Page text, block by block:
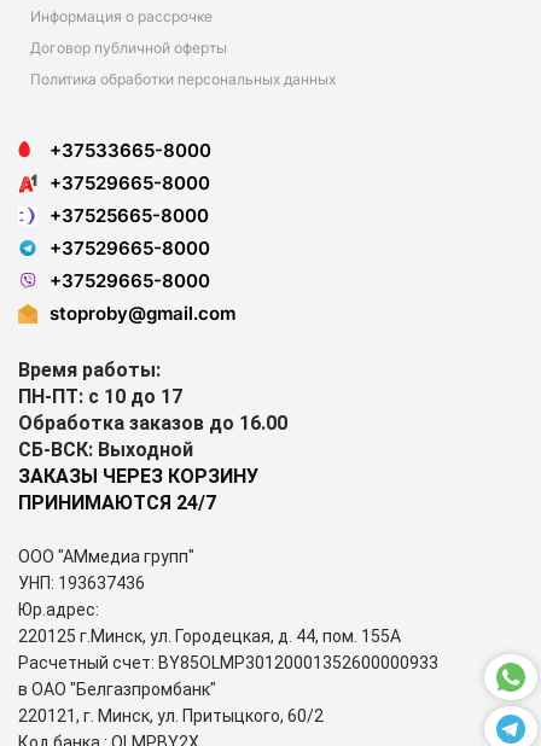
Информация о рассрочке
Договор публичной оферты
Политика обработки персональных данных
+37533665-8000
+37529665-8000
+37525665-8000
+37529665-8000
+37529665-8000
stoproby@gmail.com
Время работы:
ПН-ПТ: с 10 до 17
Обработка заказов до 16.00
СБ-ВСК: Выходной
ЗАКАЗЫ ЧЕРЕЗ КОРЗИНУ
ПРИНИМАЮТСЯ 24/7
ООО "АМмедиа групп"
УНП: 193637436
Юр.адрес:
220125 г.Минск, ул. Городецкая, д. 44, пом. 155А
Расчетный счет: BY85OLMP30120001352600000933
в ОАО "Белгазпромбанк"
220121, г. Минск, ул. Притыцкого, 60/2